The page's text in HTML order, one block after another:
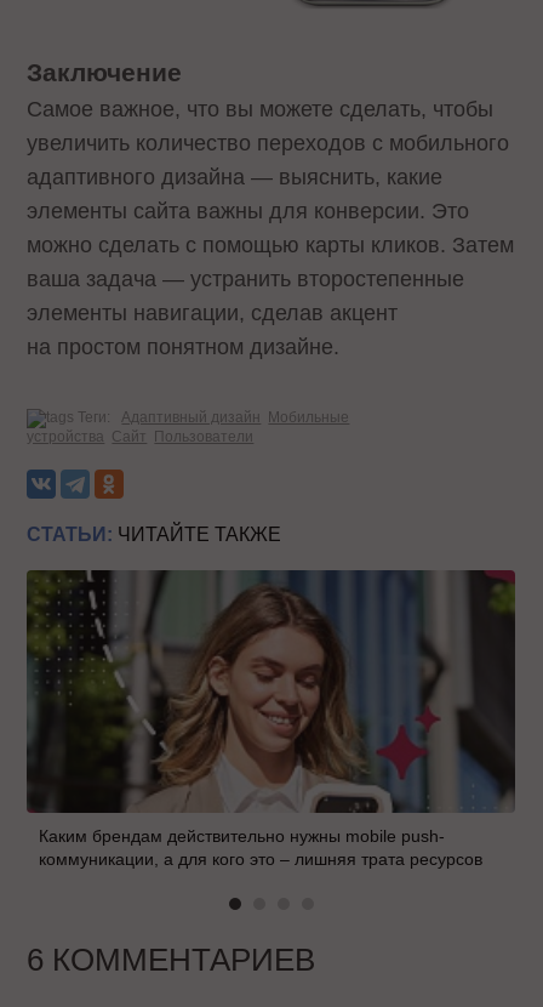
Заключение
Самое важное, что вы можете сделать, чтобы
увеличить количество переходов с мобильного
адаптивного дизайна — выяснить, какие
элементы сайта важны для конверсии. Это
можно сделать с помощью карты кликов. Затем
ваша задача — устранить второстепенные
элементы навигации, сделав акцент
на простом понятном дизайне.
Теги: Адаптивный дизайн
Мобильные
устройства Сайт Пользователи
СТАТЬИ: ЧИТАЙТЕ ТАКЖЕ
Каким брендам действительно нужны mobile push-
коммуникации, а для кого это – лишняя трата ресурсов
6 КОММЕНТАРИЕВ